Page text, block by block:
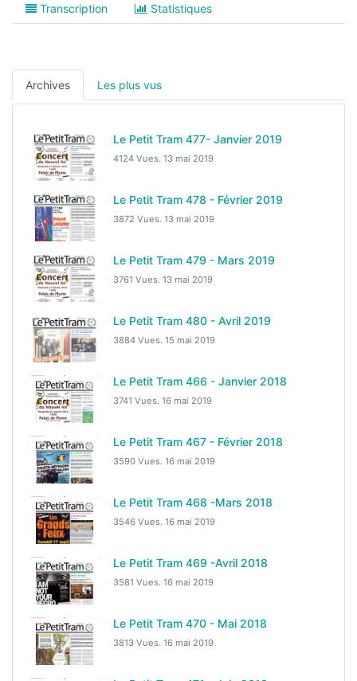
Transcription Statistiques
Archives Les plus vus
Le Petit Tram 477- Janvier 2019
4124 Vues. 13 mai 2019
Le Petit Tram 478 - Février 2019
3872 Vues. 13 mai 2019
Le Petit Tram 479 - Mars 2019
3761 Vues. 13 mai 2019
Le Petit Tram 480 - Avril 2019
3884 Vues. 15 mai 2019
Le Petit Tram 466 - Janvier 2018
3741 Vues. 16 mai 2019
Le Petit Tram 467 - Février 2018
3590 Vues. 16 mai 2019
Le Petit Tram 468 -Mars 2018
3546 Vues. 16 mai 2019
Le Petit Tram 469 -Avril 2018
3581 Vues. 16 mai 2019
Le Petit Tram 470 - Mai 2018
3813 Vues. 16 mai 2019